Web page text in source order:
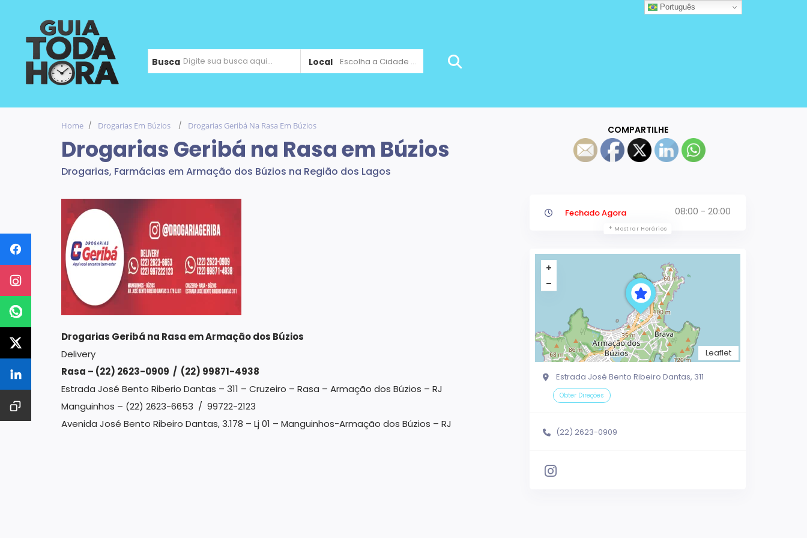
Busca Local Escolha a Cidade ...
Home Drogarias Em Búzios Drogarias Geribá Na Rasa Em Búzios
Drogarias Geribá na Rasa em Búzios
Drogarias, Farmácias em Armação dos Búzios na Região dos Lagos
COMPARTILHE
Drogarias Geribá na Rasa em Armação dos Búzios
Delivery
Rasa – (22) 2623-0909 / (22) 99871-4938
Estrada José Bento Riberio Dantas – 311 – Cruzeiro – Rasa – Armação dos Búzios – RJ
Manguinhos – (22) 2623-6653 / 99722-2123
Avenida José Bento Ribeiro Dantas, 3.178 – Lj 01 – Manguinhos-Armação dos Búzios – RJ
Fechado Agora 08:00 - 20:00
Mostrar Horários
Leaflet
Estrada José Bento Ribeiro Dantas, 311
Obter Direções
(22) 2623-0909
Português